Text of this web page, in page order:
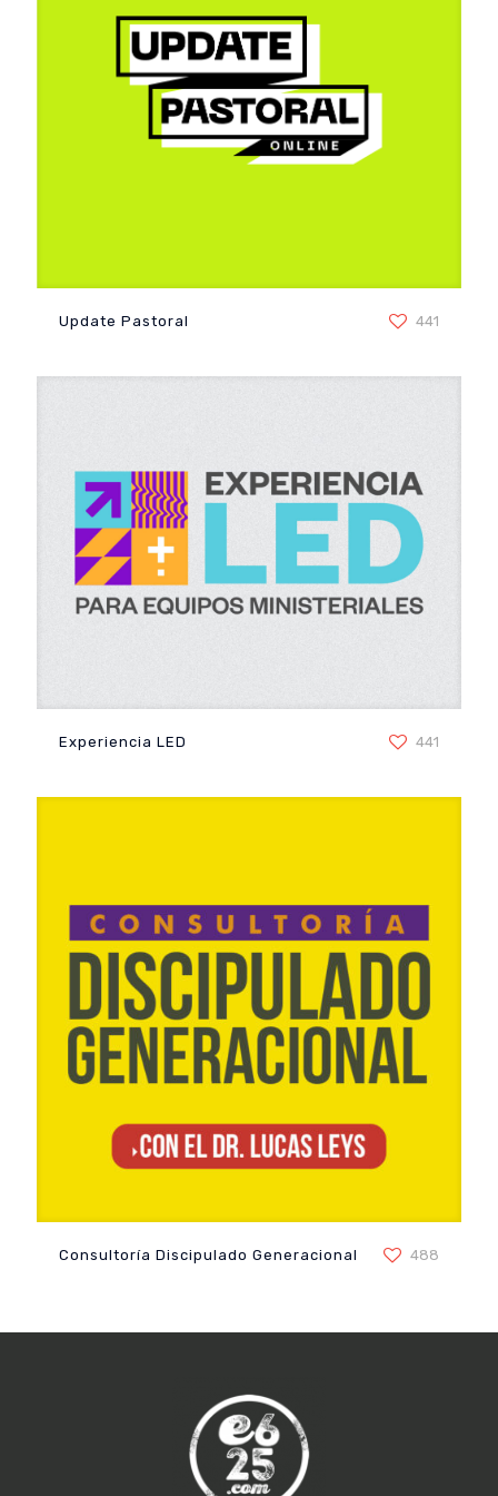
Update Pastoral
Update Pastoral 441
Experiencia LED 441
Consultoría Discipulado Generacional
Consultoría Discipulado Generacional 488